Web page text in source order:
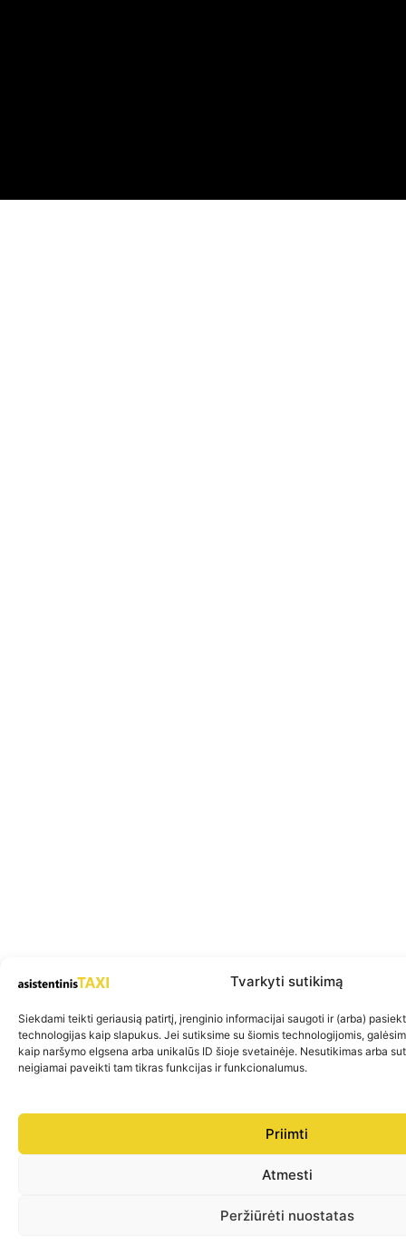
Tvarkyti sutikimą
Siekdami teikti geriausią patirtį, įrenginio informacijai saugoti ir (arba)
technologijas kaip slapukus. Jei sutiksime su šiomis technologijomis,
kaip naršymo elgsena arba unikalūs ID šioje svetainėje. Nesutikimas arba
neigiamai paveikti tam tikras funkcijas ir funkcionalumus.
Priimti
Atmesti
Peržiūrėti nuostatas